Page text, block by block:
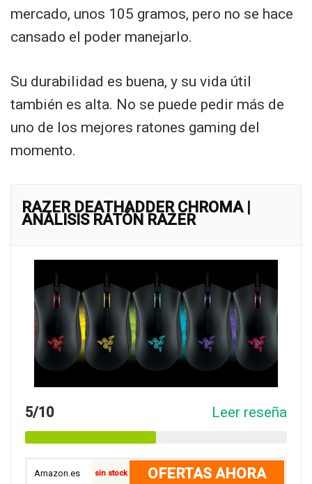
mercado, unos 105 gramos, pero no se hace
cansado el poder manejarlo.
Su durabilidad es buena, y su vida útil
también es alta. No se puede pedir más de
uno de los mejores ratones gaming del
momento.
RAZER DEATHADDER CHROMA |
ANÁLISIS RATÓN RAZER
5/10 Leer reseña
Amazon.es sin stock OFERTAS AHORA